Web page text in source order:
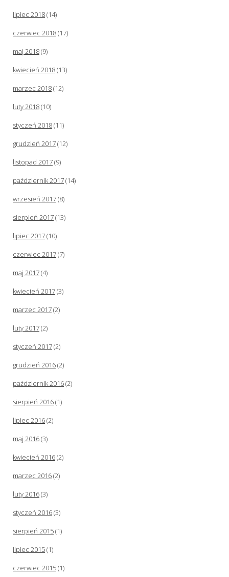
lipiec 2018(14)
czerwiec 2018(17)
maj 2018(9)
kwiecień 2018(13)
marzec 2018(12)
luty 2018(10)
styczeń 2018(11)
grudzień 2017(12)
listopad 2017(9)
październik 2017(14)
wrzesień 2017(8)
sierpień 2017(13)
lipiec 2017(10)
czerwiec 2017(7)
maj 2017(4)
kwiecień 2017(3)
marzec 2017(2)
luty 2017(2)
styczeń 2017(2)
grudzień 2016(2)
październik 2016(2)
sierpień 2016(1)
lipiec 2016(2)
maj 2016(3)
kwiecień 2016(2)
marzec 2016(2)
luty 2016(3)
styczeń 2016(3)
sierpień 2015(1)
lipiec 2015(1)
czerwiec 2015(1)